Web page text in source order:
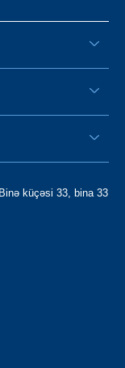
küçəsi 33, bina 33